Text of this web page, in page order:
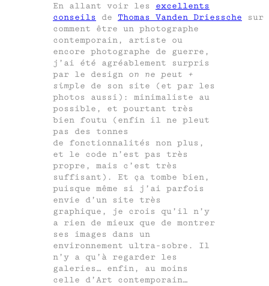
En allant voir les excellents
conseils de Thomas Vanden Driessche sur
comment être un photographe
contemporain, artiste ou
encore photographe de guerre,
j’ai été agréablement surpris
par le design on ne peut +
simple de son site (et par les
photos aussi): minimaliste au
possible, et pourtant très
bien foutu (enfin il ne pleut
pas des tonnes
de fonctionnalités non plus,
et le code n’est pas très
propre, mais c’est très
suffisant). Et ça tombe bien,
puisque même si j’ai parfois
envie d’un site très
graphique, je crois qu’il n’y
a rien de mieux que de montrer
ses images dans un
environnement ultra-sobre. Il
n’y a qu’à regarder les
galeries… enfin, au moins
celle d’Art contemporain…